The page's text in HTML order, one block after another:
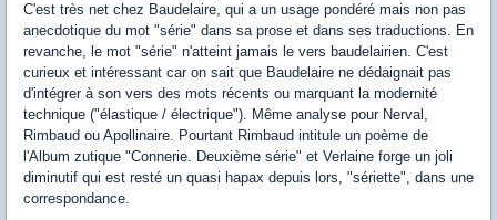
C'est très net chez Baudelaire, qui a un usage pondéré mais non pas
anecdotique du mot "série" dans sa prose et dans ses traductions. En
revanche, le mot "série" n'atteint jamais le vers baudelairien. C'est
curieux et intéressant car on sait que Baudelaire ne dédaignait pas
d'intégrer à son vers des mots récents ou marquant la modernité
technique ("élastique / électrique"). Même analyse pour Nerval,
Rimbaud ou Apollinaire. Pourtant Rimbaud intitule un poème de
l'Album zutique "Connerie. Deuxième série" et Verlaine forge un joli
diminutif qui est resté un quasi hapax depuis lors, "sériette", dans une
correspondance.